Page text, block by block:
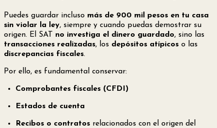
Puedes guardar incluso más de 900 mil pesos en tu casa
sin violar la ley, siempre y cuando puedas demostrar su
origen. El SAT no investiga el dinero guardado, sino las
transacciones realizadas, los depósitos atípicos o las
discrepancias fiscales.
Por ello, es fundamental conservar:
Comprobantes fiscales (CFDI)
Estados de cuenta
Recibos o contratos relacionados con el origen del